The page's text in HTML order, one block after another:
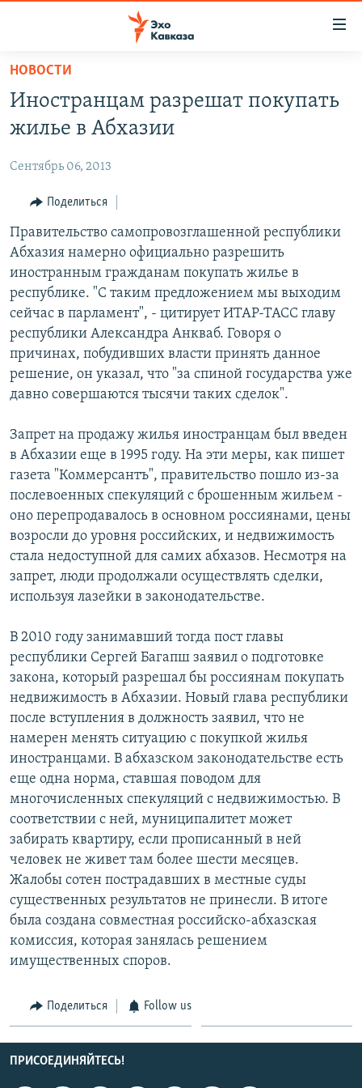
Вернуться
основному
содержанию
навигации
Вернутся
поиску
ТБИЛИСИ
ЦХИНВАЛИ
ВЕСЬ КАВКАЗ
СЕВЕРНЫЙ КАВКАЗ
АЗЕРБАЙДЖАН
ТЕМЫ
ЭКОНОМИКА
ОБЩЕСТВО
КУЛЬТУРА
СПОРТ
РУБРИКИ
НЕКРУГЛЫЙ СТОЛ
ГОСТЬ НЕДЕЛИ
ПОЗИЦИЯ
БЛОГИ
ЧИТАЕМ ПРЕССУ
МУЛЬТИМЕДИА
ВИДЕО
ФОТО
АУДИО
ПОДКАСТЫ
АРХИВ РАДИОПРОГРАММЫ
ПРИСОЕДИНЯЙТЕСЬ!
Все сайты РСЕ/РС
НОВОСТИ
Иностранцам разрешат покупать
жилье в Абхазии
Сентябрь 06, 2013
Поделиться
Правительство самопровозглашенной республики
Абхазия намерно официально разрешить
иностранным гражданам покупать жилье в
республике. "С таким предложением мы выходим
сейчас в парламент", - цитирует ИТАР-ТАСС главу
республики Александра Анкваб. Говоря о
причинах, побудивших власти принять данное
решение, он указал, что "за спиной государства уже
давно совершаются тысячи таких сделок".
Запрет на продажу жилья иностранцам был введен
в Абхазии еще в 1995 году. На эти меры, как пишет
газета "Коммерсантъ", правительство пошло из-за
послевоенных спекуляций с брошенным жильем -
оно перепродавалось в основном россиянами, цены
возросли до уровня российских, и недвижимость
стала недоступной для самих абхазов. Несмотря на
запрет, люди продолжали осуществлять сделки,
используя лазейки в законодательстве.
В 2010 году занимавший тогда пост главы
республики Сергей Багапш заявил о подготовке
закона, который разрешал бы россиянам покупать
недвижимость в Абхазии. Новый глава республики
после вступления в должность заявил, что не
намерен менять ситуацию с покупкой жилья
иностранцами. В абхазском законодательстве есть
еще одна норма, ставшая поводом для
многочисленных спекуляций с недвижимостью. В
соответствии с ней, муниципалитет может
забирать квартиру, если прописанный в ней
человек не живет там более шести месяцев.
Жалобы сотен пострадавших в местные суды
существенных результатов не принесли. В итоге
была создана совместная российско-абхазская
комиссия, которая занялась решением
имущественных споров.
Поделиться Follow us
ПРИСОЕДИНЯЙТЕСЬ!